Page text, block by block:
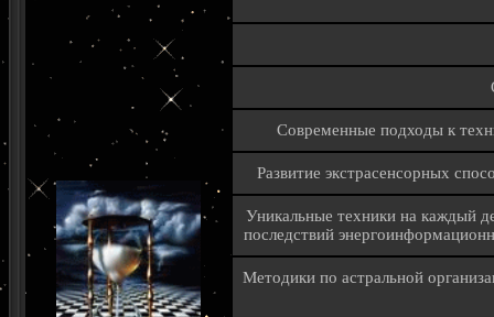
Современные подходы к
Развитие экстрасенсорных
Уникальные техники на каждый
последствий
Методики по астральной